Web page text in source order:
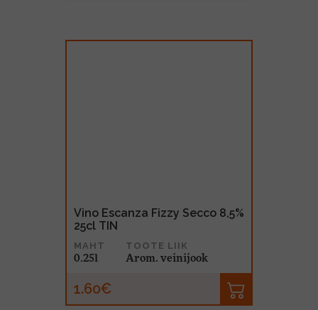
Vino Escanza Fizzy Secco 8,5%
25cl TIN
MAHT
0.25l
TOOTE LIIK
Arom. veinijook
1.60€